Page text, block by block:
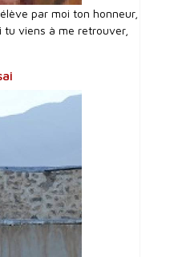
par moi ton honneur,
viens à me retrouver,